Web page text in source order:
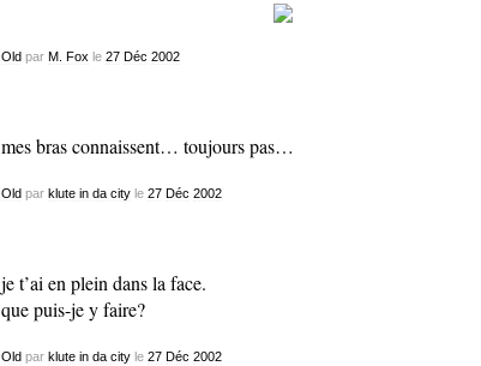
Old par M. Fox le 27 Déc 2002
mes bras connaissent… toujours pas…
Old par klute in da cityle 27 Déc 2002
je t’ai en plein dans la face.
que puis-je y faire?
Oldpar klute in da cityle 27 Déc 2002